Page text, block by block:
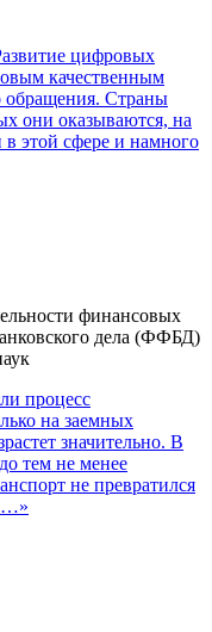
цифровых
качественным
обращения. Страны
они оказываются, на
этой сфере и намного
финансовых
дела (ФФБД)
процесс
на заемных
значительно. В
тем не менее
не превратился